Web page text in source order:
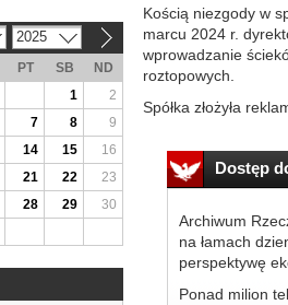
Kością niezgody w
marcu 2024 r.
wprowadzanie
roztopowych.
Spółka złożyła
Dostęp
Archiwum
na łamach
perspektywę
Ponad milion
2025
PT SB
ND
1
2
7 8
9
14 15
16
21 22
23
28 29
30